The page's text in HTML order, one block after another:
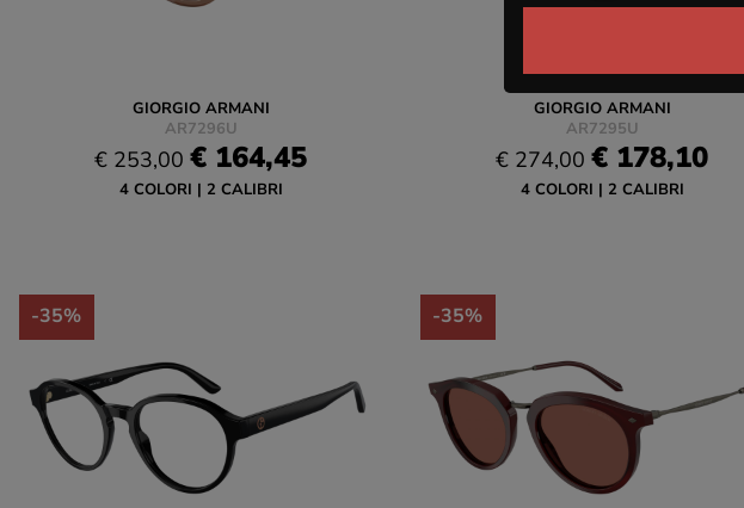
GIORGIO ARMANI
AR7296U
€ 253,00 € 164,45
4 COLORI 2 CALIBRI
GIORGIO ARMANI
AR7295U
€ 274,00 € 178,10
4 COLORI 2 CALIBRI
-35% -35%